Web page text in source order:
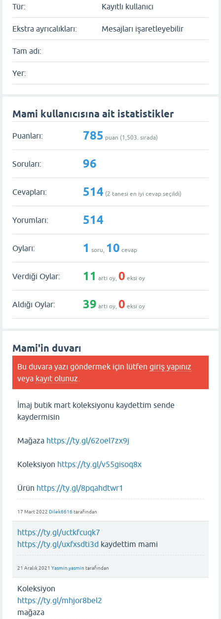
Tür: Kayıtlı kullanıcı
Ekstra ayrıcalıkları: Mesajları işaretleyebilir
Tam adı:
Yer:
Mami kullanıcısına ait istatistikler
Puanları: 785 puan (1,503. sırada)
Soruları: 96
Cevapları: 514 (2 tanesi en iyi cevap seçildi)
Yorumları: 514
Oyları: 1 soru, 10 cevap
Verdiği Oylar: 11 artı oy, 0 eksi oy
Aldığı Oylar: 39 artı oy, 0 eksi oy
Mami'in duvarı
Bu duvara yazı göndermek için lütfen giriş yapınız
veya kayıt olunuz
İmaj butik mart koleksiyonu kaydettim sende
kaydermisin
Mağaza https://ty.gl/62oel7zx9j
Koleksiyon https://ty.gl/v55gisoq8x
Ürün https://ty.gl/8pqahdtwr1
17 Mart 2022 Dilek6616 tarafından
https://ty.gl/uctkfcuqk7
https://ty.gl/uxfxsdti3d kaydettim mami
21 Aralık 2021 Yasmin.yasmin tarafından
Koleksiyon
https://ty.gl/mhjor8bel2
mağaza